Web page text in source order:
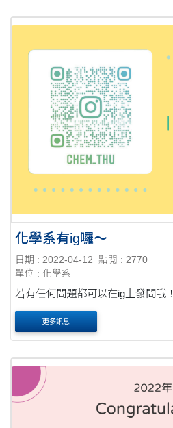
化學系有ig囉～
日期 : 2022-04-12
點閱 : 2770
單位 : 化學系
若有任何問題都可以在ig上發問哦！
更多訊息